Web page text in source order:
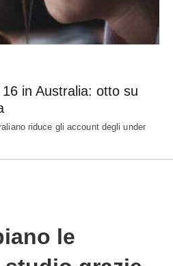
in Australia: otto su
riduce gli account degli under